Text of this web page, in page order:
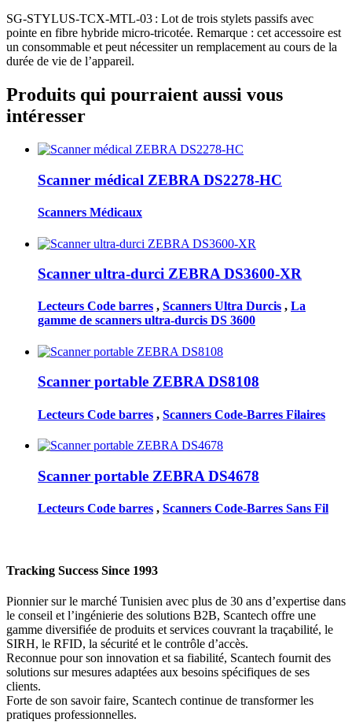
SG-STYLUS-TCX-MTL-03 : Lot de trois stylets passifs avec
pointe en fibre hybride micro-tricotée. Remarque : cet accessoire est
un consommable et peut nécessiter un remplacement au cours de la
durée de vie de l’appareil.
Produits qui pourraient aussi vous
intéresser
Scanner médical ZEBRA DS2278-HC
Scanners Médicaux
Scanner ultra-durci ZEBRA DS3600-XR
Lecteurs Code barres , Scanners Ultra Durcis , La
gamme de scanners ultra-durcis DS 3600
Scanner portable ZEBRA DS8108
Lecteurs Code barres , Scanners Code-Barres Filaires
Scanner portable ZEBRA DS4678
Lecteurs Code barres , Scanners Code-Barres Sans Fil
Tracking Success Since 1993
Pionnier sur le marché Tunisien avec plus de 30 ans d’expertise dans
le conseil et l’ingénierie des solutions B2B, Scantech offre une
gamme diversifiée de produits et services couvrant la traçabilité, le
SIRH, le RFID, la sécurité et le contrôle d’accès.
Reconnue pour son innovation et sa fiabilité, Scantech fournit des
solutions sur mesures adaptées aux besoins spécifiques de ses
clients.
Forte de son savoir faire, Scantech continue de transformer les
pratiques professionnelles.